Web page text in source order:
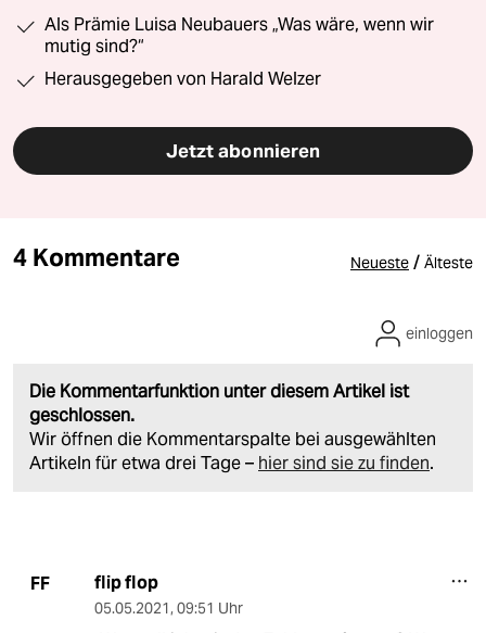
Als Prämie Luisa Neubauers „Was wäre, wenn wir
mutig sind?“
Herausgegeben von Harald Welzer
Jetzt abonnieren
4 Kommentare Neueste / Älteste
Die Kommentarfunktion unter diesem Artikel ist
geschlossen.
Wir öffnen die Kommentarspalte bei ausgewählten
Artikeln für etwa drei Tage – hier sind sie zu finden.
einloggen
FF flip flop
05.05.2021, 09:51 Uhr